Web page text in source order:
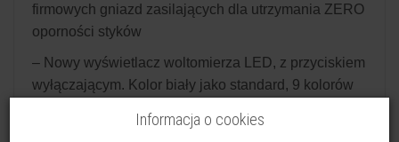
firmowych gniazd zasilających dla utrzymania ZERO
oporności styków
– Nowy wyświetlacz woltomierza LED, z przyciskiem
wyłączającym. Kolor biały jako standard, 9 kolorów
Informacja o cookies